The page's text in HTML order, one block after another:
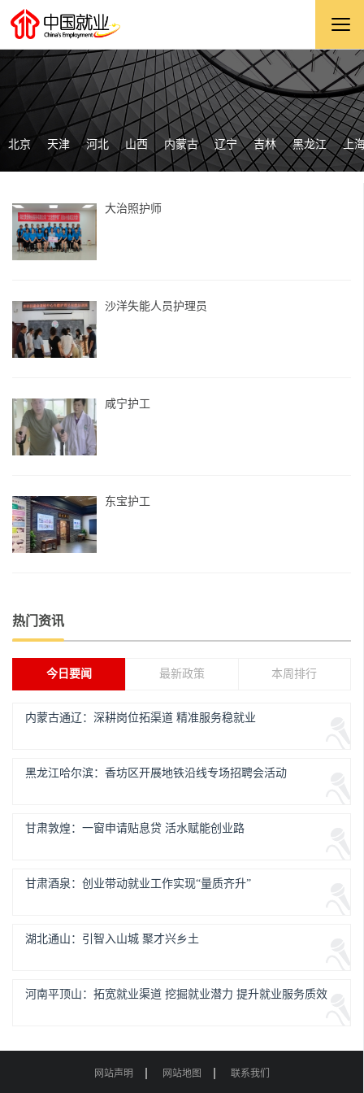
北京 天津 河北 山西 内蒙古 辽宁 吉林 黑龙江 上
大治照护师
沙洋失能人员护理员
咸宁护工
东宝护工
热门资讯
今日要闻 最新政策 本周排行
内蒙古通辽：深耕岗位拓渠道 精准服务稳就业
黑龙江哈尔滨：香坊区开展地铁沿线专场招聘会活动
甘肃敦煌：一窗申请贴息贷 活水赋能创业路
甘肃酒泉：创业带动就业工作实现“量质齐升”
湖北通山：引智入山城 聚才兴乡土
河南平顶山：拓宽就业渠道 挖掘就业潜力 提升就业服务质效
网站声明 网站地图 联系我们